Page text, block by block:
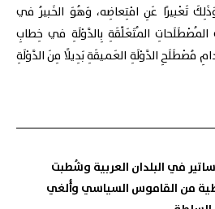
تَعْبيرًا عَنِ امْتِعاضِه، وَهُوَ الخَبيرُ في
المُتَعَلِّقَةِ بِالدَّوْلَةِ في خِطابِ
مُصْطَلَحِ الدَّوْلَةِ العَميقَةِ بَدِيلًا مِنَ الدَّوْلَةِ
في البلدان العربية وشُطبت
من القاموس السياسي وأُلغي